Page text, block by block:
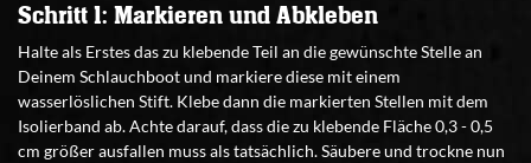
Schritt 1: Markieren und Abkleben
Halte als Erstes das zu klebende Teil an die gewünschte Stelle an
Deinem Schlauchboot und markiere diese mit einem
wasserlöslichen Stift. Klebe dann die markierten Stellen mit dem
Isolierband ab. Achte darauf, dass die zu klebende Fläche 0,3 - 0,5
cm größer ausfallen muss als tatsächlich. Säubere und trockne nun